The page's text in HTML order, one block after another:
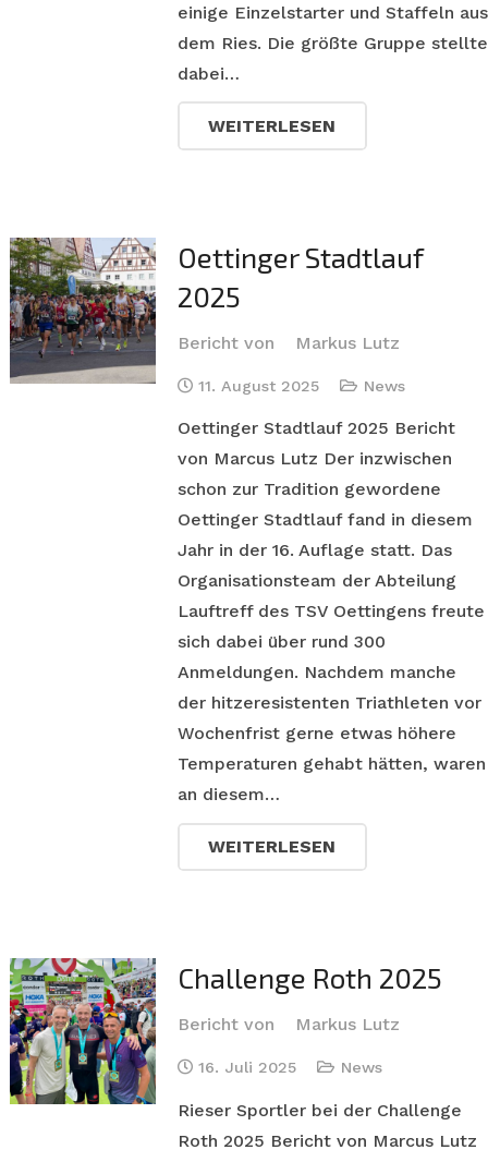
einige Einzelstarter und Staffeln aus
dem Ries. Die größte Gruppe stellte
dabei…
WEITERLESEN
Oettinger Stadtlauf
2025
Bericht von Markus Lutz
11. August 2025 News
Oettinger Stadtlauf 2025 Bericht
von Marcus Lutz Der inzwischen
schon zur Tradition gewordene
Oettinger Stadtlauf fand in diesem
Jahr in der 16. Auflage statt. Das
Organisationsteam der Abteilung
Lauftreff des TSV Oettingens freute
sich dabei über rund 300
Anmeldungen. Nachdem manche
der hitzeresistenten Triathleten vor
Wochenfrist gerne etwas höhere
Temperaturen gehabt hätten, waren
an diesem…
WEITERLESEN
Challenge Roth 2025
Bericht von Markus Lutz
16. Juli 2025 News
Rieser Sportler bei der Challenge
Roth 2025 Bericht von Marcus Lutz